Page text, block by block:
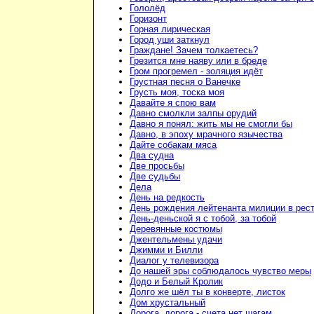
Гололёд
Горизонт
Горная лирическая
Город уши заткнул
Граждане! Зачем толкаетесь?
Грезится мне наяву или в бреде
Гром прогремел - золяция идёт
Грустная песня о Ванечке
Грусть моя, тоска моя
Давайте я спою вам
Давно смолкли залпы орудий
Давно я понял: жить мы не смогли бы
Давно, в эпоху мрачного язычества
Дайте собакам мяса
Два судна
Две просьбы
Две судьбы
Дела
День на редкость
День рождения лейтенанта милиции в
День-деньской я с тобой, за тобой
Деревянные костюмы
Джентельмены удачи
Джимми и Билли
Диалог у телевизора
До нашей эры соблюдалось чувство меры
Додо и Белый Кролик
Долго же шёл ты в конверте, листок
Дом хрустальный